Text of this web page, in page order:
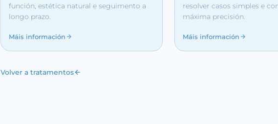
función, estética natural e seguimento a
longo prazo.
Máis información
resolver casos simples e
máxima precisión.
Máis información
Volver a tratamentos